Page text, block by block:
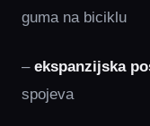
guma na biciklu
– ekspanzijska
spojeva